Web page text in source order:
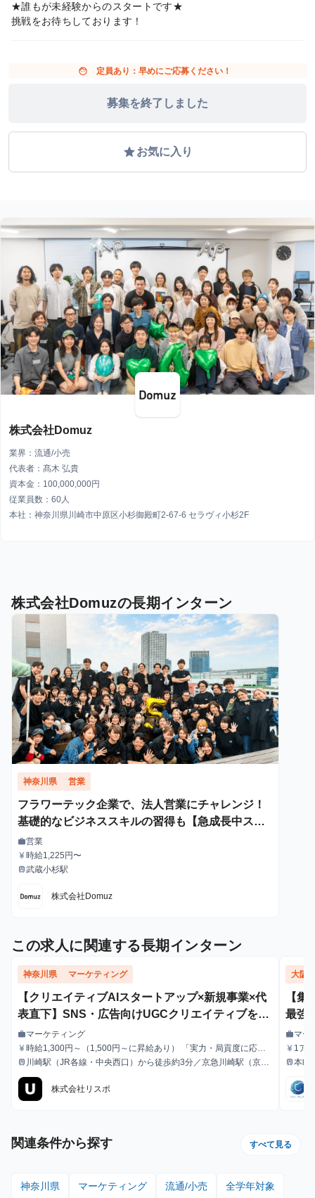
★誰もが未経験からのスタートです★
挑戦をお待ちしております！
face 定員あり：早めにご応募ください！
募集を終了しました
gradeお気に入り
株式会社Domuz
業界：流通/小売
代表者：髙木 弘貴
資本金：100,000,000円
従業員数：60人
本社：神奈川県川崎市中原区小杉御殿町2-67-6 セラヴィ小杉2F
株式会社Domuzの長期インターン
神奈川県 営業
フラワーテック企業で、法人営業にチャレンジ！
基礎的なビジネススキルの習得も【急成長中スタ
ートアップ】
職種
work営業
給与
currency_yen 時給1,225円〜
最寄駅
train武蔵小杉駅
株式会社Domuz
この求人に関連する長期インターン
神奈川県 マーケティング
【クリエイティブAIスタートアップ×新規事業×代
表直下】SNS・広告向けUGCクリエイティブを制
作する実践型インターン！
職種
workマーケティング
給与
currency_yen 時給1,300円～（1,500円～に昇給あり） 「実力・局貢度に応じ
て昇給。領域のトップクリエイターを目指して一緒に成長しまし
最寄駅
train 川崎駅（JR各線・中央西口）から徒歩約3分／京急川崎駅（京急
株式会社リスポ
大阪
【
最強
エン
職種
workマー
給与
currency_yen 1ア
る毎
最寄駅
train本町
関連条件から探す すべて見る
神奈川県 マーケティング 流通/小売 全学年対象